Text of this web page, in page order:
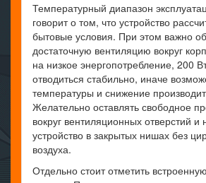
Температурный диапазон
говорит о том, что устройство
бытовые условия. При этом важно
достаточную вентиляцию вокруг
на низкое энергопотребление, 200
отводиться стабильно, иначе
температуры и снижение
Желательно оставлять свободное
вокруг вентиляционных отверстий
устройство в закрытых нишах без
воздуха.
Отдельно стоит отметить